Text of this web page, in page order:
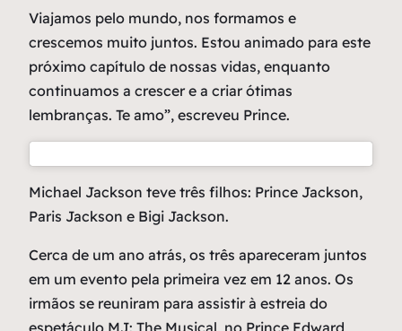
Viajamos pelo mundo, nos formamos e
crescemos muito juntos. Estou animado para este
próximo capítulo de nossas vidas, enquanto
continuamos a crescer e a criar ótimas
lembranças. Te amo”, escreveu Prince.
Michael Jackson teve três filhos: Prince Jackson,
Paris Jackson e Bigi Jackson.
Cerca de um ano atrás, os três apareceram juntos
em um evento pela primeira vez em 12 anos. Os
irmãos se reuniram para assistir à estreia do